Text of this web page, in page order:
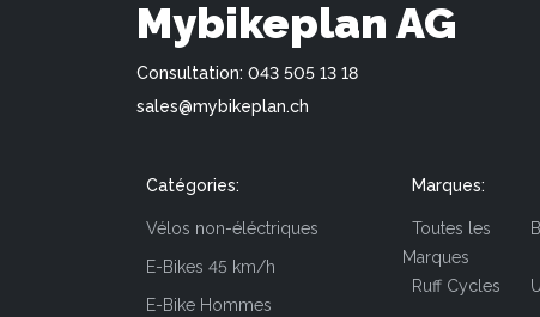
Mybikeplan AG
Consultation: 043 505 13 18
sales@mybikeplan.ch
Catégories:
Vélos non-éléctriques
E-Bikes 45 km/h
E-Bike Hommes
Marques:
Toutes les
Marques
Ruff Cycles